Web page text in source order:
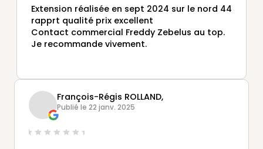
Extension réalisée en sept 2024 sur le nord 44
rapprt qualité prix excellent
Contact commercial Freddy Zebelus au top.
Je recommande vivement.
François-Régis ROLLAND,
Publié le 22 janv. 2025